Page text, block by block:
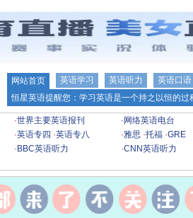
网站首页 英语学习 英语听力
英语口语
恒星英语提醒您：学习英语是一个持之以恒的
·世界主要英语报刊 · 网络英语电台
·英语专四 ·英语专八 ·雅思 ·托福 ·GRE
· BBC英语听力 ·CNN英语听力